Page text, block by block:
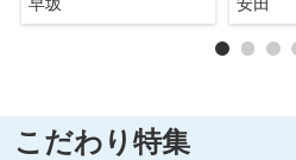
こだわり特集